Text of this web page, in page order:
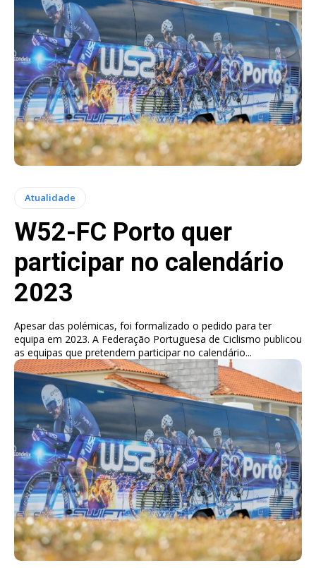
Atualidade
W52-FC Porto quer
participar no calendário
2023
Apesar das polémicas, foi formalizado o pedido para ter
equipa em 2023. A Federação Portuguesa de Ciclismo publicou
as equipas que pretendem participar no calendário...